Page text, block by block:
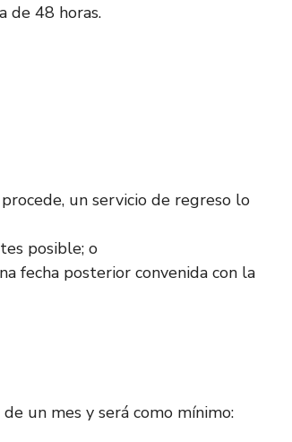
de 48 horas.
un servicio de regreso lo
posible; o
fecha posterior convenida con la
un mes y será como mínimo: